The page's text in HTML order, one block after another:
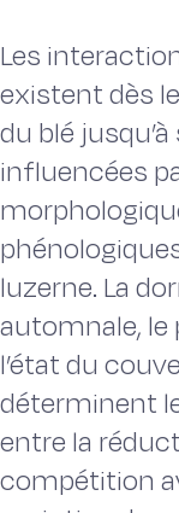
Les
existent dès
du blé
influencées
luzerne. La
automnale, le
l’état du
déterminent
entre la
compétition